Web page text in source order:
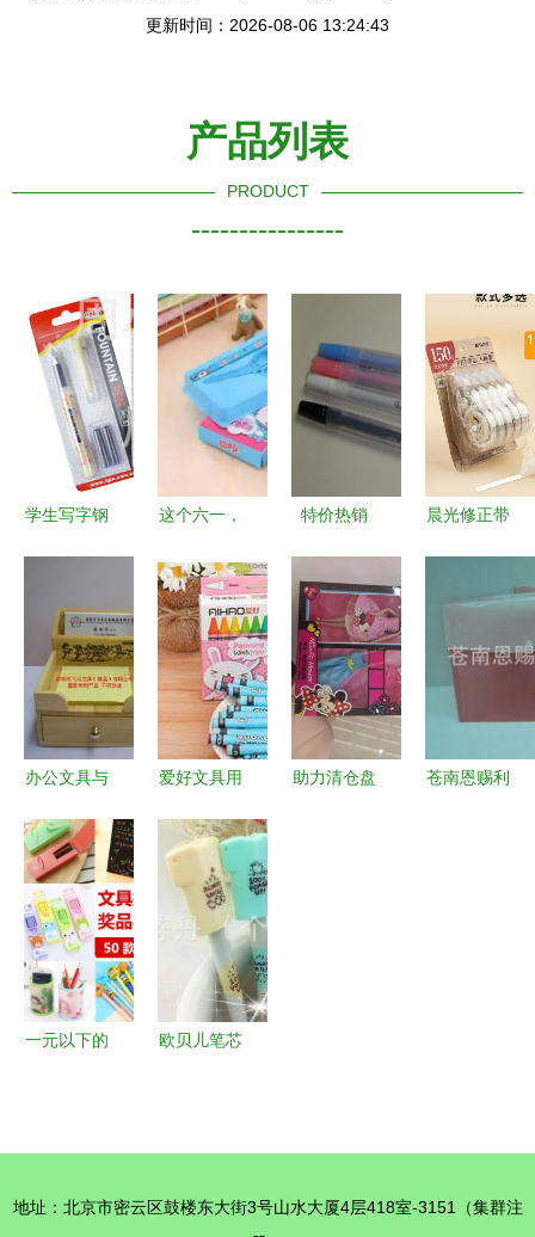
更新时间：2026-08-06 13:24:43
产品列表
PRODUCT
----------------
学生写字钢
装钢笔详解
与市场前景
这个六一，
你过——文
具用品批发
让节日更有
意义
特价热销
爱忍者兔中
性笔，8g轻
巧卡通水笔
批发之选
晨光修正带
航
办公文具与
站式批发
解锁企业采
购新选择
爱好文具用
一手批发精
准对接厂家
源头
助力清仓盘
苍南恩赐利
一元以下的
欧贝儿笔芯
地址：北京市密云区鼓楼东大街3号山水大厦4层418室-3151（集群注